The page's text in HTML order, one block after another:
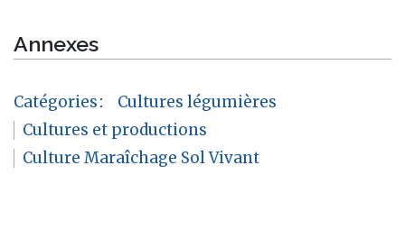
Annexes
Catégories:
Cultures légumières
Cultures et productions
Culture Maraîchage Sol Vivant